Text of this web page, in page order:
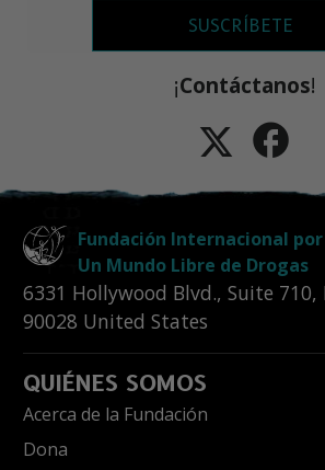
SUSCRÍBETE
¡Contáctanos!
Fundación Internacional por
Un Mundo Libre de Drogas
6331 Hollywood Blvd., Suite 710,
90028 United States
QUIÉNES SOMOS
Acerca de la Fundación
Dona